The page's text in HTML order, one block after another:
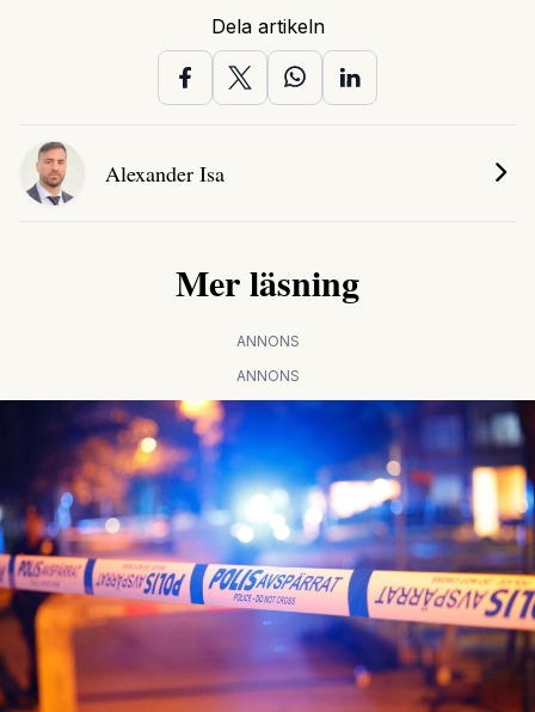
Dela artikeln
Alexander Isa
Mer läsning
ANNONS
ANNONS